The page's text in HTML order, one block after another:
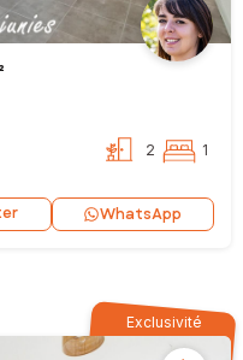
2 1
WhatsApp
Exclusivité